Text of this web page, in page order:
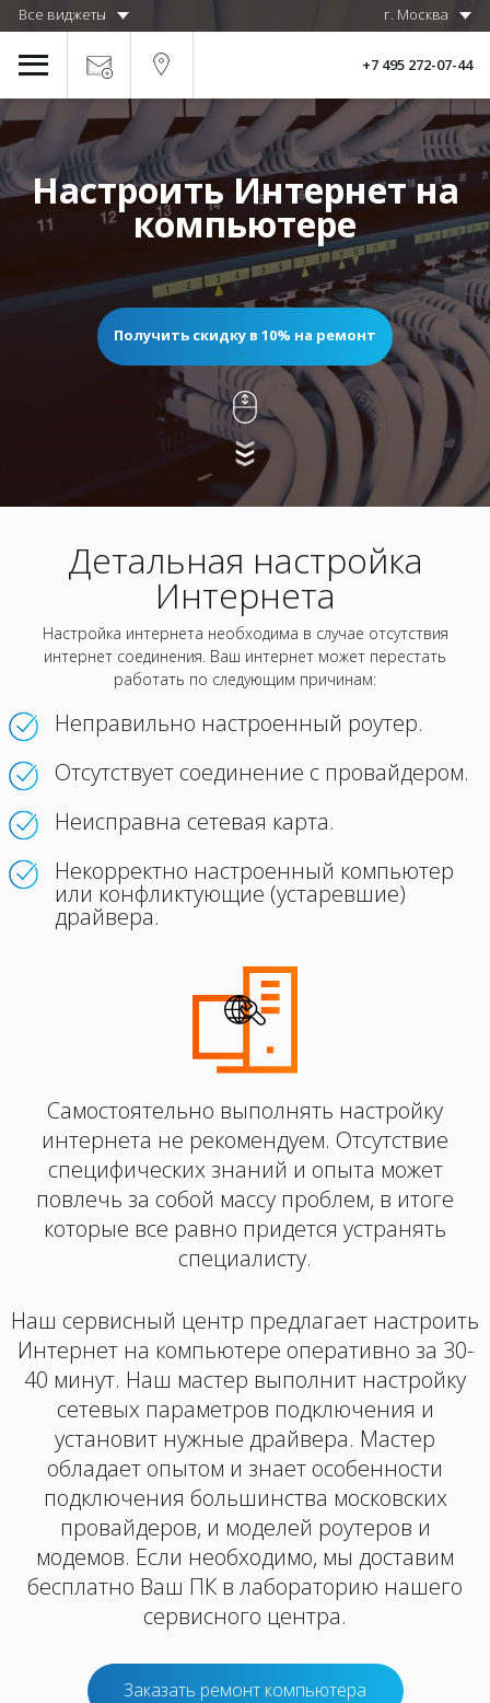
Все виджеты г. Москва
+7 495 272-07-44
Настроить Интернет на
компьютере
Получить скидку в 10% на ремонт
Детальная настройка
Интернета
Настройка интернета необходима в случае отсутствия
интернет соединения. Ваш интернет может перестать
работать по следующим причинам:
Неправильно настроенный роутер.
Отсутствует соединение с провайдером.
Неисправна сетевая карта.
Некорректно настроенный компьютер
или конфликтующие (устаревшие)
драйвера.
Самостоятельно выполнять настройку
интернета не рекомендуем. Отсутствие
специфических знаний и опыта может
повлечь за собой массу проблем, в итоге
которые все равно придется устранять
специалисту.
Наш сервисный центр предлагает настроить
Интернет на компьютере оперативно за 30-
40 минут. Наш мастер выполнит настройку
сетевых параметров подключения и
установит нужные драйвера. Мастер
обладает опытом и знает особенности
подключения большинства московских
провайдеров, и моделей роутеров и
модемов. Если необходимо, мы доставим
бесплатно Ваш ПК в лабораторию нашего
сервисного центра.
Заказать ремонт компьютера